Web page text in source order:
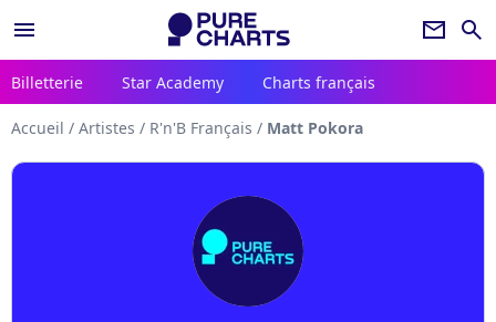
menu newsletter search
Billetterie Star Academy Charts français
Accueil / Artistes / R'n'B Français / Matt Pokora